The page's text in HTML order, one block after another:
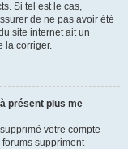
Si tel est le cas,
de ne pas avoir été
site internet ait un
la corriger.
présent plus me
votre compte
suppriment